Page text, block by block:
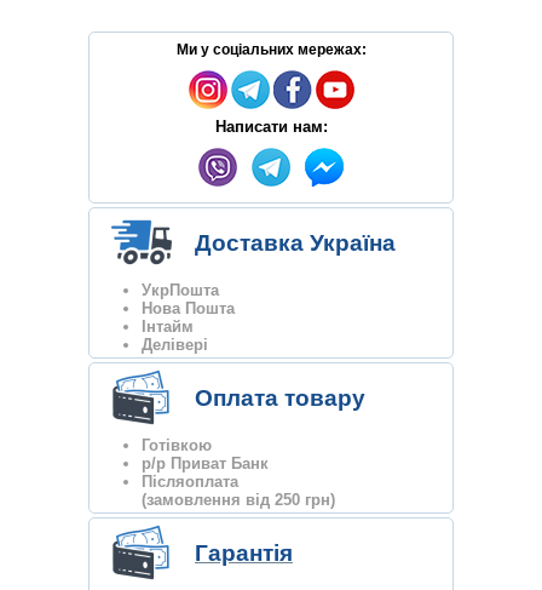
Ми у соціальних мережах:
Написати нам:
Доставка Україна
УкрПошта
Нова Пошта
Інтайм
Делівері
Оплата товару
Готівкою
р/р Приват Банк
Післяоплата
(замовлення від 250 грн)
Гарантія